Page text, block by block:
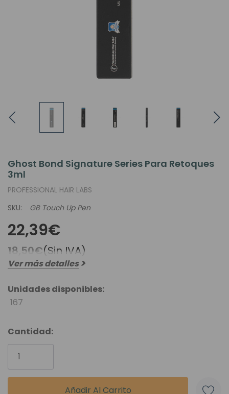
Ghost Bond Signature Series Para Retoques
3ml
PROFESSIONAL HAIR LABS
SKU:
GB Touch Up Pen
22,39€
18,50€(Sin IVA)
Ver más detalles
Unidades disponibles:
167
Cantidad: